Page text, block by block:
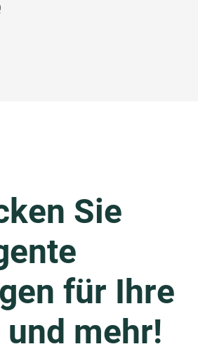
Sie
für Ihre
und mehr!